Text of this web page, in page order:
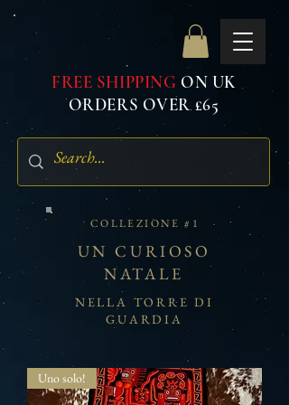
FREE SHIPPING ON UK
ORDERS OVER £65
COLLEZIONE #1
UN CURIOSO
NATALE
NELLA TORRE DI
GUARDIA
Uno solo!